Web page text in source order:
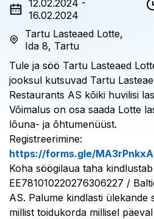
12.02.2024 -
16.02.2024
Tartu Lasteaed Lotte,
Ida 8, Tartu
Tule ja söö Tartu Lasteaed
jooksul kutsuvad Tartu
Restaurants AS kõiki huvilisi
Võimalus on osa saada Lotte
lõuna- ja õhtumenüüst.
Registreerimine:
https://forms.gle/
Koha söögilaua taha
EE781010220276306227 /
AS. Palume kindlasti ülekande
millist toidukorda millisel